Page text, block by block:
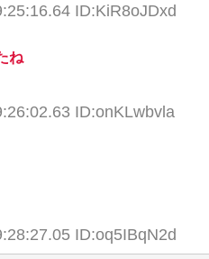
ID:KiR8oJDxd
ね
ID:onKLwbvla
ID:oq5IBqN2d